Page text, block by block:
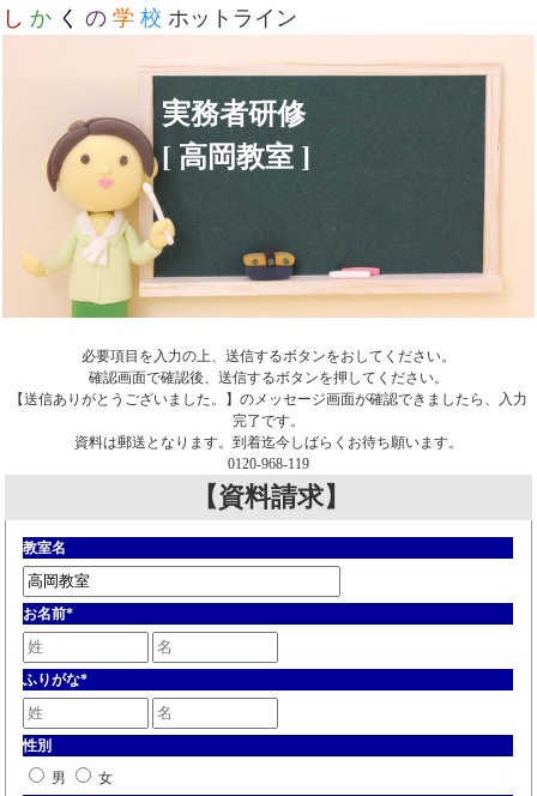
し か く の 学 校 ホットライン
実務者研修
[ 高岡教室 ]
必要項目を入力の上、送信するボタンをおしてください。
確認画面で確認後、送信するボタンを押してください。
【送信ありがとうございました。】のメッセージ画面が確認できましたら、入力
完了です。
資料は郵送となります。到着迄今しばらくお待ち願います。
0120-968-119
【資料請求】
教室名
お名前*
ふりがな*
性別
男
女